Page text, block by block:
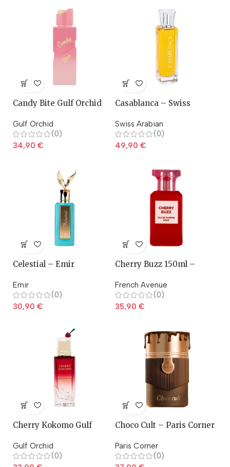
Candy Bite Gulf Orchid
Gulf Orchid
(0)
34,90 €
Casablanca – Swiss
Swiss Arabian
(0)
49,90 €
Celestial – Emir
Emir
(0)
30,90 €
Cherry Buzz 150ml –
French Avenue
(0)
35,90 €
Cherry Kokomo Gulf
Gulf Orchid
(0)
Choco Cult – Paris Corner
Paris Corner
(0)